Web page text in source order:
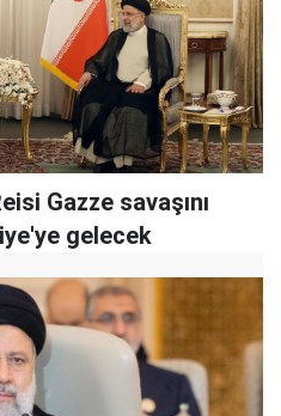
Gazze savaşını
gelecek